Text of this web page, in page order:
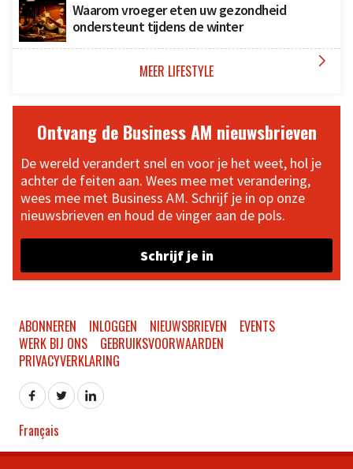
Waarom vroeger eten uw gezondheid
ondersteunt tijdens de winter
MEER LIFESTYLE 
Ontvang de Business AM nieuwsbrieven
De wereld verandert snel en voor je het weet, hol je
achter de feiten aan. Wees mee met verandering,
wees mee met Business AM. Schrijf je in op onze
nieuwsbrieven en houd de vinger aan de pols.
Schrijf je in
ABONNEREN INLOGGEN NIEUWSBRIEVEN
EVENTS
WERK BIJ ONS
GEBRUIKSVOORWAARDEN
PRIVACYVERKLARING
Français